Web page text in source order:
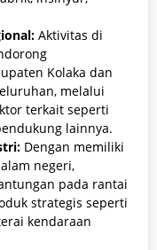
Aktivitas di
Kolaka dan
melalui
terkait seperti
lainnya.
Dengan memiliki
negeri,
pada rantai
strategis seperti
kendaraan